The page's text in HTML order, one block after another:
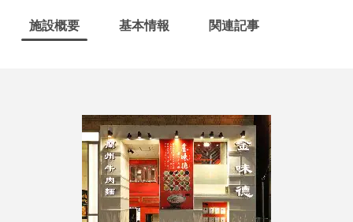
施設概要 基本情報 関連記事